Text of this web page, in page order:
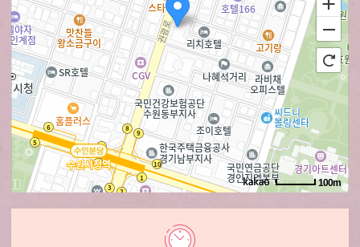
100m
로드뷰 길찾기 지도 크게 보기